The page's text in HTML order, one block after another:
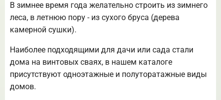
В зимнее время года желательно строить из зимнего
леса, в летнюю пору - из сухого бруса (дерева
камерной сушки).
Наиболее подходящими для дачи или сада стали
дома на винтовых сваях, в нашем каталоге
присутствуют одноэтажные и полуторатажные виды
домов.